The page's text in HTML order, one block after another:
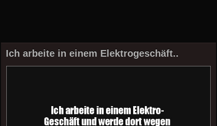
Ich arbeite in einem Elektrogeschäft..